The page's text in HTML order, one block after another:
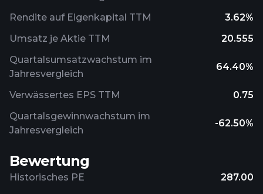
Rendite auf Eigenkapital TTM
3.62%
Umsatz je Aktie TTM
20.555
Quartalsumsatzwachstum im
Jahresvergleich
64.40%
Verwässertes EPS TTM
0.75
Quartalsgewinnwachstum im
Jahresvergleich
-62.50%
Bewertung
Historisches PE
287.00